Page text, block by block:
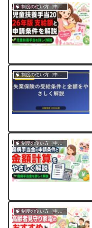
🧠 制度の使い方（申請・相談など）
🧠 制度の使い方（申請・相談など）
🧠 制度の使い方（申請・相談など）